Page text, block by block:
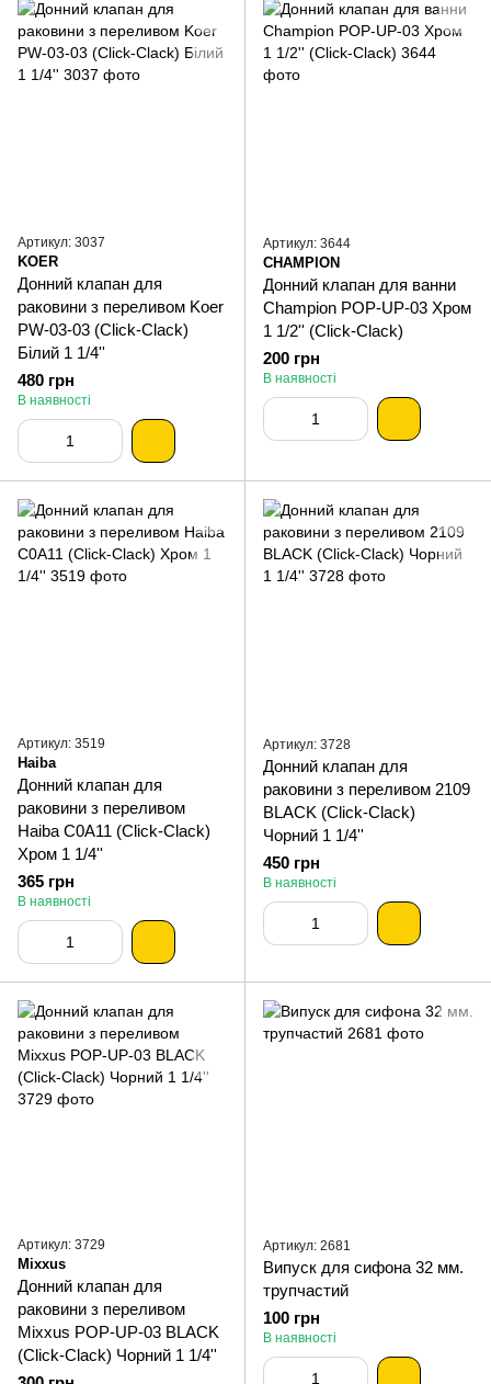
Артикул: 3037
KOER
Донний клапан для
раковини з переливом Koer
PW-03-03 (Click-Clack)
Білий 1 1/4''
480 грн
В наявності
Артикул: 3644
CHAMPION
Донний клапан для ванни
Champion POP-UP-03 Хром
1 1/2'' (Click-Clack)
200 грн
В наявності
Артикул: 3519
Haiba
Донний клапан для
раковини з переливом
Haiba C0A11 (Click-Clack)
Хром 1 1/4''
365 грн
В наявності
Артикул: 3728
Донний клапан для
раковини з переливом 2109
BLACK (Click-Clack)
Чорний 1 1/4''
450 грн
В наявності
Артикул: 3729
Mixxus
Донний клапан для
раковини з переливом
Mixxus POP-UP-03 BLACK
(Click-Clack) Чорний 1 1/4''
Артикул: 2681
Випуск для сифона 32 мм.
трупчастий
100 грн
В наявності